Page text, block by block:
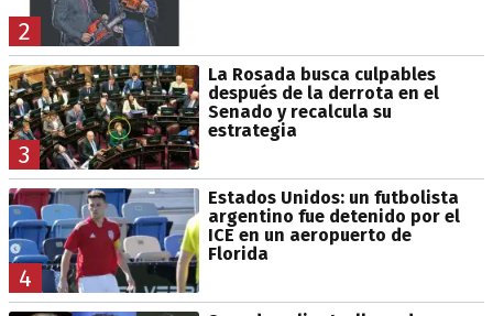
2
3
La Rosada busca culpables
después de la derrota en el
Senado y recalcula su
estrategia
4
Estados Unidos: un futbolista
argentino fue detenido por el
ICE en un aeropuerto de
Florida